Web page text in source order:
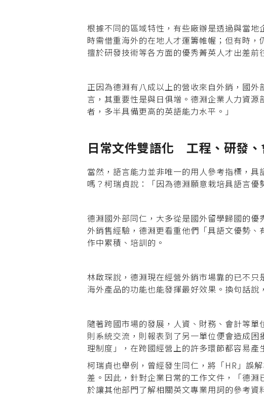
根據不同的區域特性，有些廠辦是透過與當
時需借重海外的在地人才運籌帷幄；但有時
擅於研發技術等各方面的優秀菁英人才出差
正因為德淵有八成以上的營收來自外銷，國
言，其重要性是與日俱增。德淵企業人力資
者，多半具備更高的英語能力水平。」
日常文件雙語化 工程、研發
當然，語言能力並非唯一的用人參考指標，
嗎？柯瑞貞說：「因為德淵願意栽培具語言優
德淵國外部同仁，大多從是國外留學歸國的
外銷售經驗，德淵更看重他們「具語文優勢
作中累積、培訓的。
林啟琛說，德淵現在經營外銷市場靠的已不
海外產品的功能也能發揮最好效果。換句話
隨著跨國市場的發展，人資、財務、會計等
則系統交流，則報表到了另一單位便會造成
理制度」，在跨國經營上的許多環節都容易產
柯瑞貞也舉例，曾經發生同仁，將「HR」誤
差。因此，針對企業日常的工作文件，「德
於讓其他部門了解相關英文專業用詞的參考資